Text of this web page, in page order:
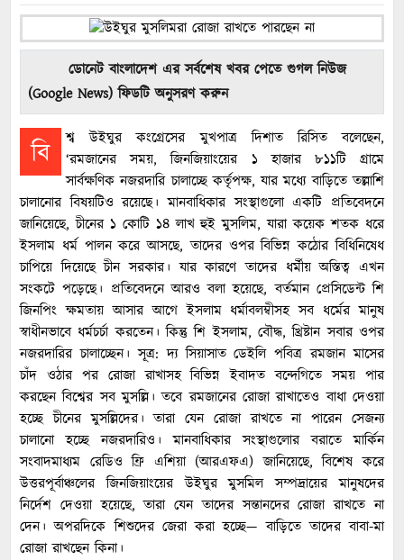
ডোনেট বাংলাদেশ এর সর্বশেষ খবর পেতে গুগল নিউজ
(Google News) ফিডটি অনুসরণ করুন
বি
শ্ব উইঘুর কংগ্রেসের মুখপাত্র দিশাত রিসিত বলেছেন,
‘রমজানের সময়, জিনজিয়াংয়ের ১ হাজার ৮১১টি গ্রামে
সার্বক্ষণিক নজরদারি চালাচ্ছে কর্তৃপক্ষ, যার মধ্যে বাড়িতে তল্লাশি
চালানোর বিষয়টিও রয়েছে। মানবাধিকার সংস্থাগুলো একটি প্রতিবেদনে
জানিয়েছে, চীনের ১ কোটি ১৪ লাখ হুই মুসলিম, যারা কয়েক শতক ধরে
ইসলাম ধর্ম পালন করে আসছে, তাদের ওপর বিভিন্ন কঠোর বিধিনিষেধ
চাপিয়ে দিয়েছে চীন সরকার। যার কারণে তাদের ধর্মীয় অস্তিত্ব এখন
সংকটে পড়েছে। প্রতিবেদনে আরও বলা হয়েছে, বর্তমান প্রেসিডেন্ট শি
জিনপিং ক্ষমতায় আসার আগে ইসলাম ধর্মাবলম্বীসহ সব ধর্মের মানুষ
স্বাধীনভাবে ধর্মচর্চা করতেন। কিন্তু শি ইসলাম, বৌদ্ধ, খ্রিষ্টান সবার ওপর
নজরদারির চালাচ্ছেন। সূত্র: দ্য সিয়াসাত ডেইলি পবিত্র রমজান মাসের
চাঁদ ওঠার পর রোজা রাখাসহ বিভিন্ন ইবাদত বন্দেগিতে সময় পার
করছেন বিশ্বের সব মুসল্লি। তবে রমজানের রোজা রাখাতেও বাধা দেওয়া
হচ্ছে চীনের মুসল্লিদের। তারা যেন রোজা রাখতে না পারেন সেজন্য
চালানো হচ্ছে নজরদারিও। মানবাধিকার সংস্থাগুলোর বরাতে মার্কিন
সংবাদমাধ্যম রেডিও ফ্রি এশিয়া (আরএফএ) জানিয়েছে, বিশেষ করে
উত্তরপূর্বাঞ্চলের জিনজিয়াংয়ের উইঘুর মুসমিল সম্পদ্রায়ের মানুষদের
নির্দেশ দেওয়া হয়েছে, তারা যেন তাদের সন্তানদের রোজা রাখতে না
দেন। অপরদিকে শিশুদের জেরা করা হচ্ছে— বাড়িতে তাদের বাবা-মা
রোজা রাখছেন কিনা।